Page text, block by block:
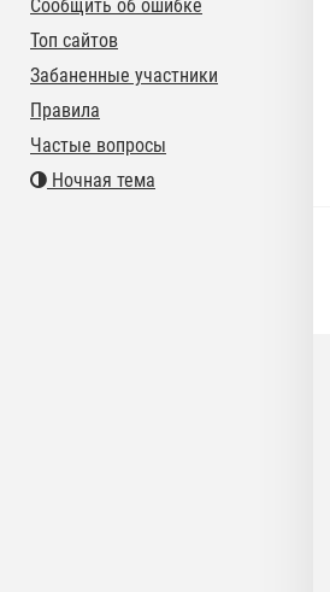
Сообщить об ошибке
Топ сайтов
Забаненные участники
Правила
Частые вопросы
Ночная тема